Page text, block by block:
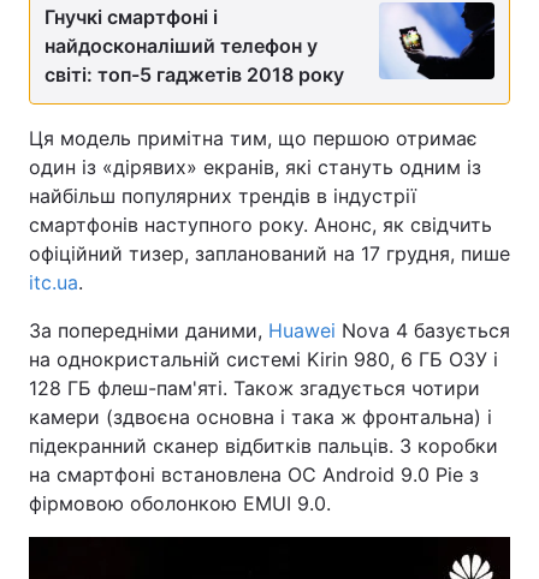
Гнучкі смартфоні і
найдосконаліший телефон у
світі: топ-5 гаджетів 2018 року
Ця модель примітна тим, що першою отримає
один із «дірявих» екранів, які стануть одним із
найбільш популярних трендів в індустрії
смартфонів наступного року. Анонс, як свідчить
офіційний тизер, запланований на 17 грудня, пише
itc.ua.
За попередніми даними, Huawei Nova 4 базується
на однокристальній системі Kirin 980, 6 ГБ ОЗУ і
128 ГБ флеш-пам'яті. Також згадується чотири
камери (здвоєна основна і така ж фронтальна) і
підекранний сканер відбитків пальців. З коробки
на смартфоні встановлена ОС Android 9.0 Ріе з
фірмовою оболонкою EMUI 9.0.